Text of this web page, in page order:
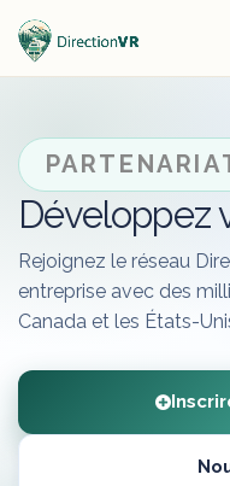
Développez
Rejoignez le réseau
entreprise avec des
Canada et les États-